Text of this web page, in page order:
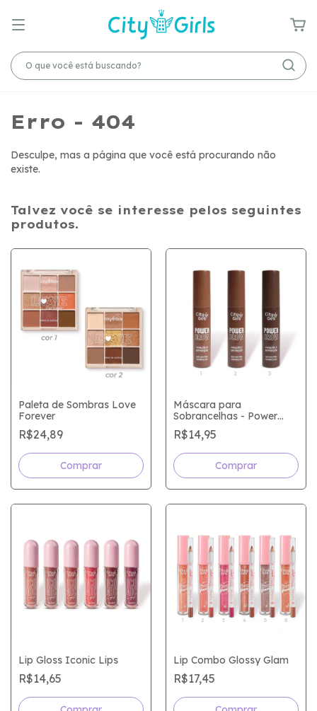
Erro - 404
Desculpe, mas a página que você está procurando não
existe.
Talvez você se interesse pelos seguintes
produtos.
Paleta de Sombras Love
Forever
R$24,89
Comprar
Máscara para
Sobrancelhas - Power
Brow
R$14,95
Comprar
Lip Gloss Iconic Lips
R$14,65
Lip Combo Glossy Glam
R$17,45